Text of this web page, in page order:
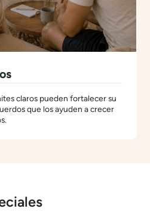
claros pueden fortalecer su
que los ayuden a crecer